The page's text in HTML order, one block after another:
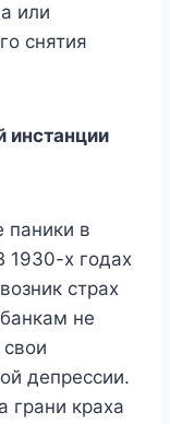
или
снятия
инстанции
паники в
1930-х годах
страх
не
депрессии.
грани краха